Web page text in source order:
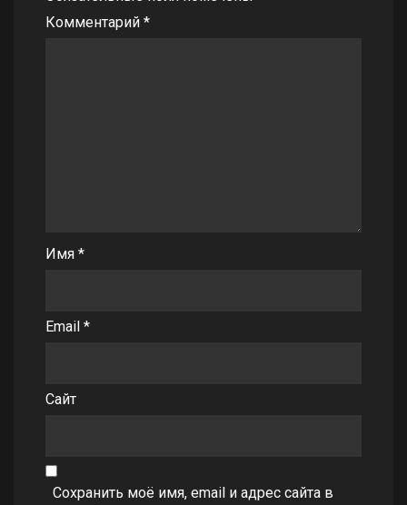
Комментарий *
Имя *
Email *
Сайт
Сохранить моё имя, email и адрес сайта в